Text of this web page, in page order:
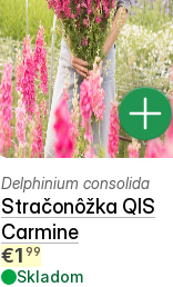
Delphinium consolida
Stračonôžka QIS
Carmine
€1 99
Skladom